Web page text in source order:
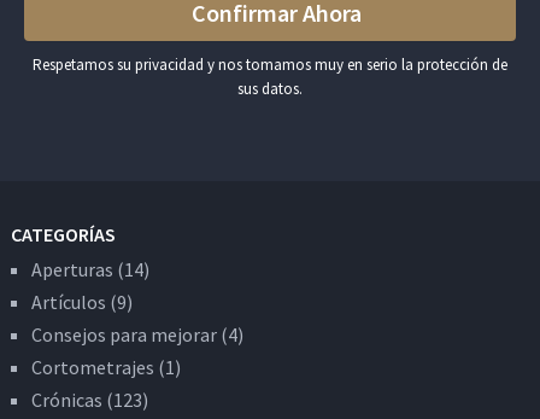
Respetamos su privacidad y nos tomamos muy en serio la protección de
sus datos.
CATEGORÍAS
Aperturas (14)
Artículos (9)
Consejos para mejorar(4)
Cortometrajes (1)
Crónicas (123)